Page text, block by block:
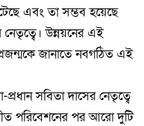
এবং তা সম্ভব হয়েছে
নেতৃত্বে। উন্নয়নের এই
জানাতে নবগঠিত এই
প্রধান সবিতা দাসের নেতৃত্বে
পরিবেশনের পর আরো দুটি